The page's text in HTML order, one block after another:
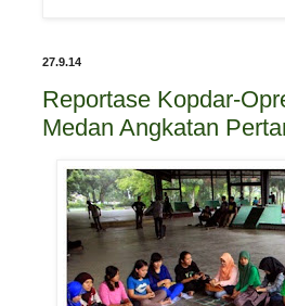
27.9.14
Reportase Kopdar-
Medan Angkatan